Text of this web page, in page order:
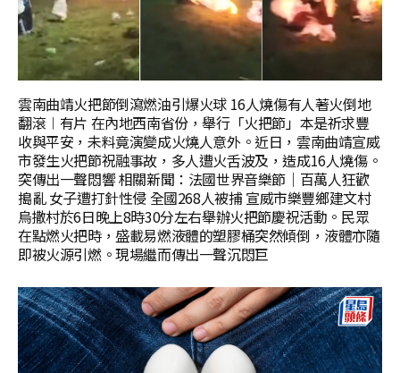
雲南曲靖火把節倒瀉燃油引爆火球 16人燒傷有人著火倒地
翻滾︱有片 在內地西南省份，舉行「火把節」本是祈求豐
收與平安，未料竟演變成火燒人意外。近日，雲南曲靖宣威
市發生火把節祝融事故，多人遭火舌波及，造成16人燒傷。
突傳出一聲悶響 相關新聞：法國世界音樂節｜百萬人狂歡
搗亂 女子遭打針性侵 全國268人被捕 宣威市樂豐鄉建文村
烏撒村於6日晚上8時30分左右舉辦火把節慶祝活動。民眾
在點燃火把時，盛載易燃液體的塑膠桶突然傾倒，液體亦隨
即被火源引燃。現場繼而傳出一聲沉悶巨